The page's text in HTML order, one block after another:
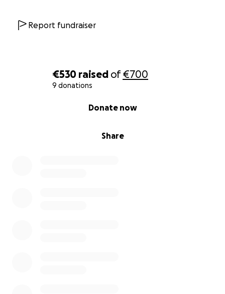
€530 raised of€700
9 donations
Share
Donate now
Report fundraiser